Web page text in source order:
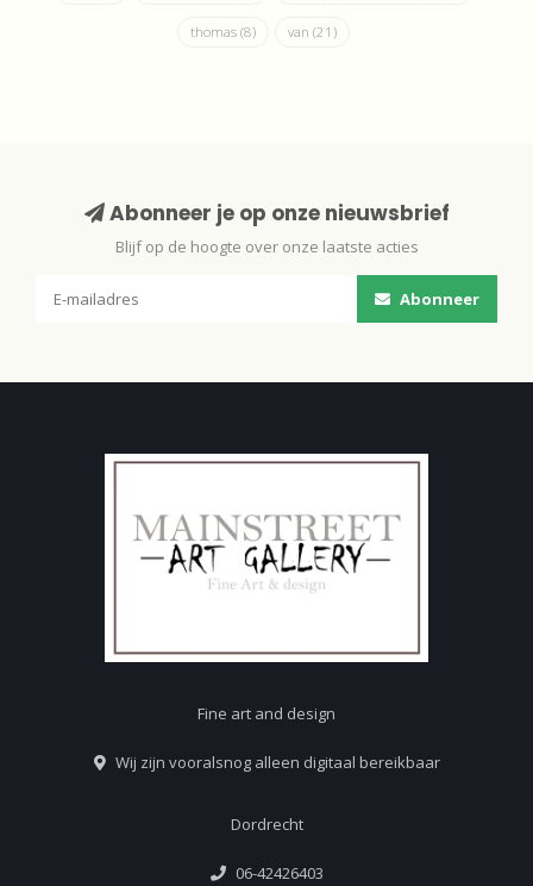
thomas (8) van (21)
Abonneer je op onze nieuwsbrief
Blijf op de hoogte over onze laatste acties
Abonneer
Fine art and design
Wij zijn vooralsnog alleen digitaal bereikbaar
Dordrecht
06-42426403